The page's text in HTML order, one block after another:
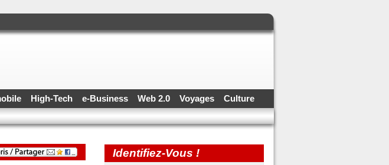
High-Tech e-Business Web 2.0 Voyages Culture
Identifiez-Vous !